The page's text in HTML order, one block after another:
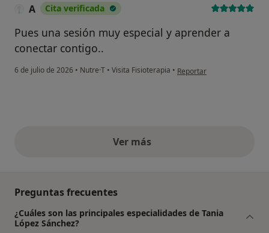
A Cita verificada
Pues una sesión muy especial y aprender a
conectar contigo..
6 de julio de 2026 • Nutre·T • Visita Fisioterapia • en opinión del usuario A
Reportar
Ver másopiniones anteriores
Preguntas frecuentes
¿Cuáles son las principales especialidades de Tania
López Sánchez?